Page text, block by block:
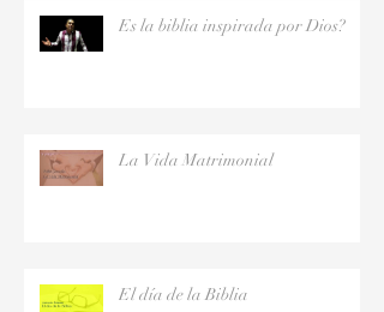
Es la biblia inspirada por Dios?
La Vida Matrimonial
El día de la Biblia